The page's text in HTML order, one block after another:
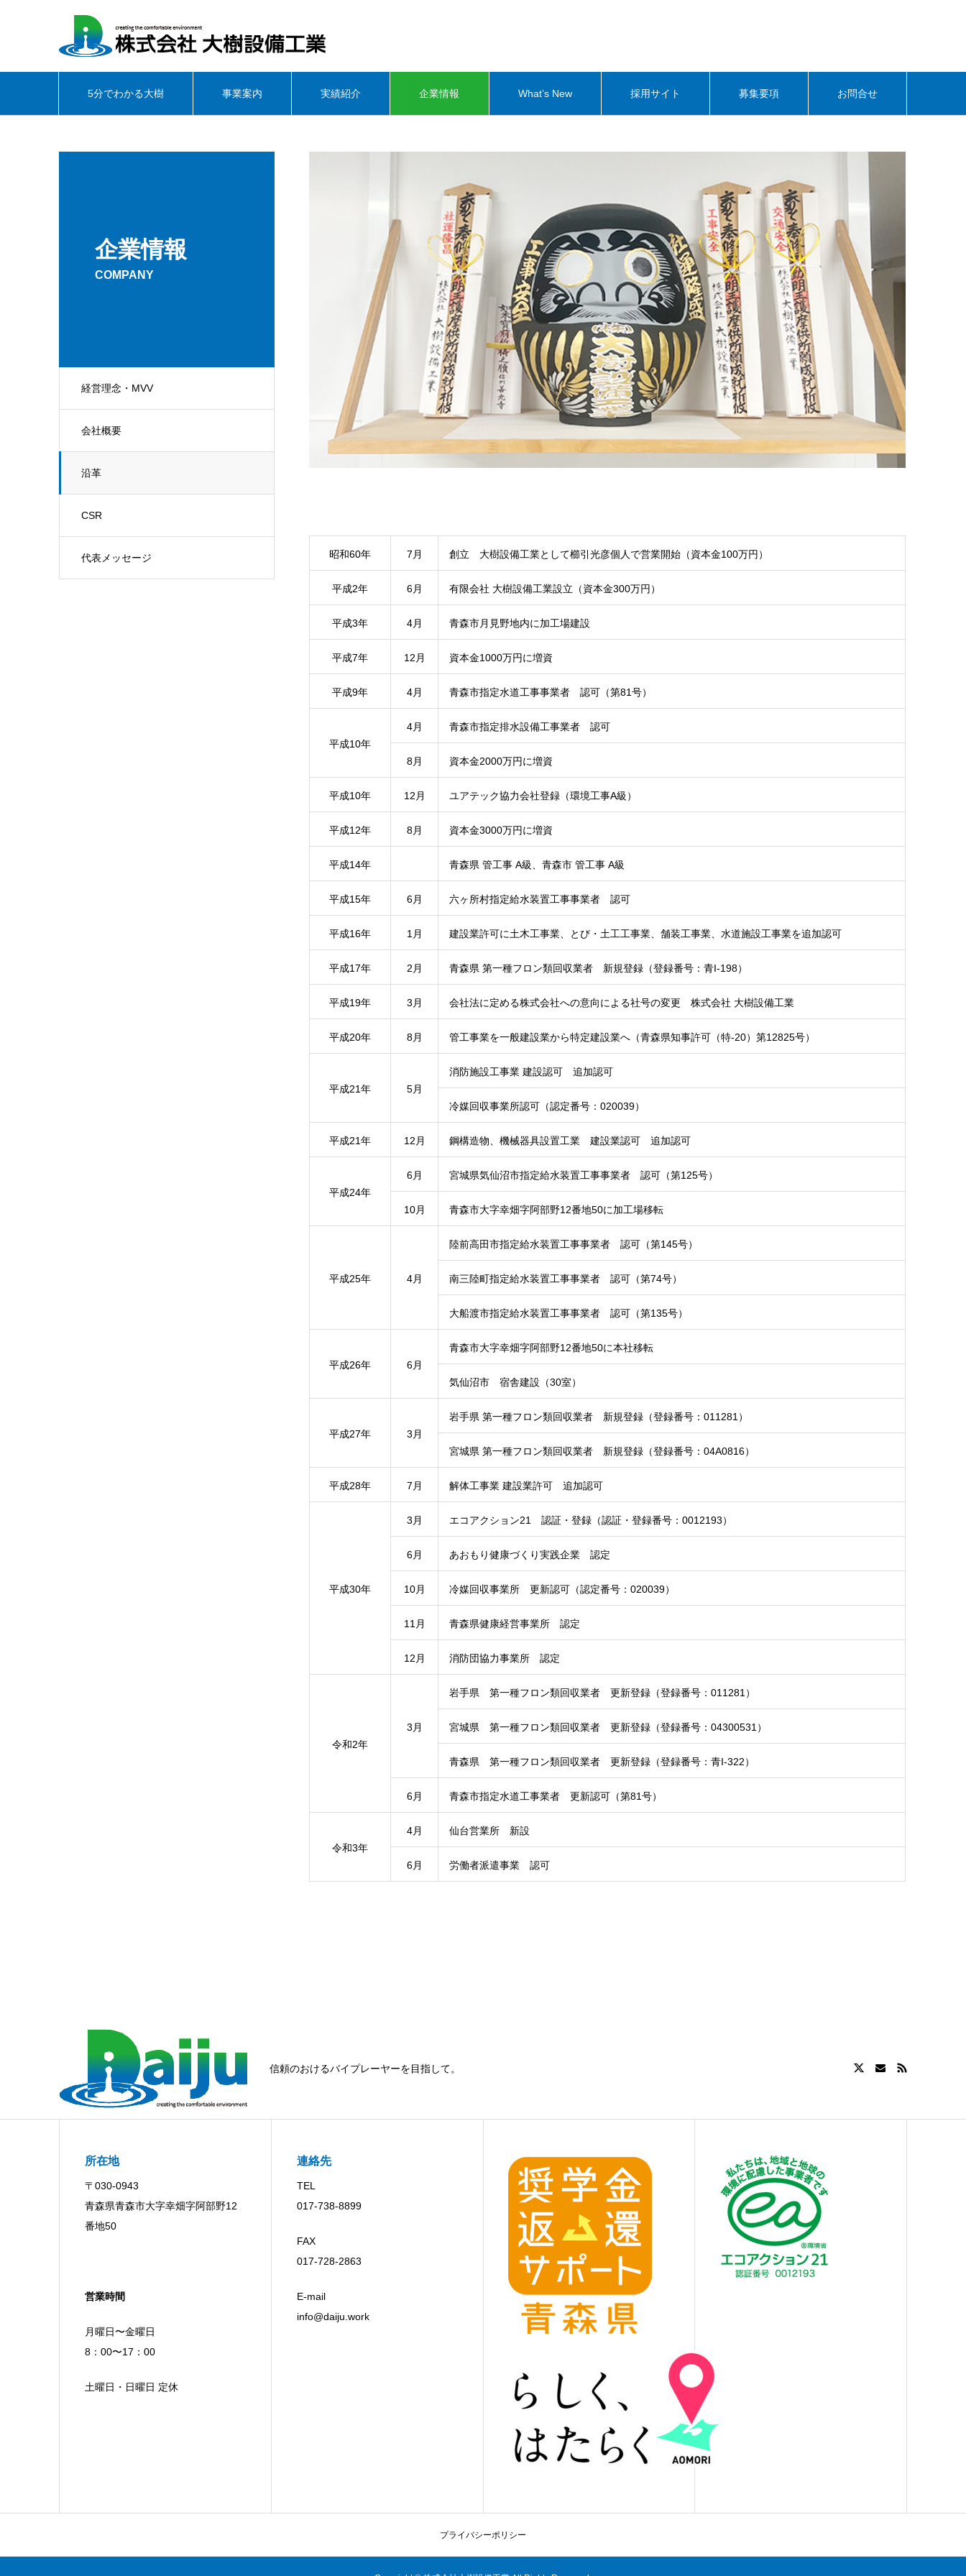
5分でわかる大樹 事業案内 実績紹介 企業情報 What’s New 採用サイト 募集要項 お問合せ
企業情報
COMPANY
経営理念・MVV
会社概要
沿革
CSR
代表メッセージ 昭和60年 7月 創立 大樹設備工業として櫛引光彦個人で営業開始（資本金100万円）
平成2年 6月 有限会社 大樹設備工業設立（資本金300万円）
平成3年 4月 青森市月見野地内に加工場建設
平成7年 12月 資本金1000万円に増資
平成9年 4月 青森市指定水道工事事業者 認可（第81号）
平成10年
4月 青森市指定排水設備工事業者 認可
8月 資本金2000万円に増資
平成10年 12月 ユアテック協力会社登録（環境工事A級）
平成12年 8月 資本金3000万円に増資
平成14年 青森県 管工事 A級、青森市 管工事 A級
平成15年 6月 六ヶ所村指定給水装置工事事業者 認可
平成16年 1月 建設業許可に土木工事業、とび・土工工事業、舗装工事業、水道施設工事業を追加認可
平成17年 2月 青森県 第一種フロン類回収業者 新規登録（登録番号：青I-198）
平成19年 3月 会社法に定める株式会社への意向による社号の変更 株式会社 大樹設備工業
平成20年 8月 管工事業を一般建設業から特定建設業へ（青森県知事許可（特-20）第12825号）
平成21年 5月
消防施設工事業 建設認可 追加認可
冷媒回収事業所認可（認定番号：020039）
平成21年 12月 鋼構造物、機械器具設置工業 建設業認可 追加認可
平成24年
6月 宮城県気仙沼市指定給水装置工事事業者 認可（第125号）
10月 青森市大字幸畑字阿部野12番地50に加工場移転
平成25年 4月
陸前高田市指定給水装置工事事業者 認可（第145号）
南三陸町指定給水装置工事事業者 認可（第74号）
大船渡市指定給水装置工事事業者 認可（第135号）
平成26年 6月
青森市大字幸畑字阿部野12番地50に本社移転
気仙沼市 宿舎建設（30室）
平成27年 3月
岩手県 第一種フロン類回収業者 新規登録（登録番号：011281）
宮城県 第一種フロン類回収業者 新規登録（登録番号：04A0816）
平成28年 7月 解体工事業 建設業許可 追加認可
平成30年
3月 エコアクション21 認証・登録（認証・登録番号：0012193）
6月 あおもり健康づくり実践企業 認定
10月 冷媒回収事業所 更新認可（認定番号：020039）
11月 青森県健康経営事業所 認定
12月 消防団協力事業所 認定
令和2年
3月
岩手県 第一種フロン類回収業者 更新登録（登録番号：011281）
宮城県 第一種フロン類回収業者 更新登録（登録番号：04300531）
青森県 第一種フロン類回収業者 更新登録（登録番号：青I-322）
6月 青森市指定水道工事業者 更新認可（第81号）
令和3年
4月 仙台営業所 新設
6月 労働者派遣事業 認可
信頼のおけるバイプレーヤーを目指して。
所在地
〒030-0943
青森県青森市大字幸畑字阿部野12
番地50
営業時間
月曜日〜金曜日
8：00〜17：00
土曜日・日曜日 定休
連絡先
TEL
017-738-8899
FAX
017-728-2863
E-mail
info@daiju.work
プライバシーポリシー